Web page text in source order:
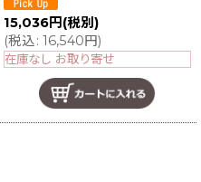
15,036円 (税別)
(税込: 16,540円)
在庫なし お取り寄せ